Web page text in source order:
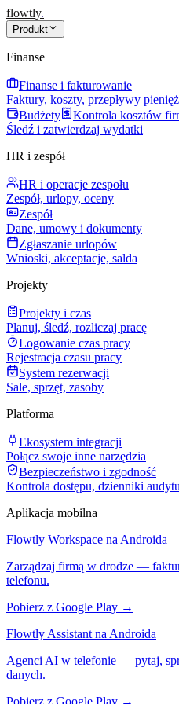
flowtly.
Produkt
Finanse
Finanse i fakturowanie
Faktury, koszty, przepływy
Budżety
Kontrola kosztów
Śledź i zatwierdzaj wydatki
HR i zespół
HR i operacje zespołu
Zespół, urlopy, oceny
Zespół
Dane, umowy i dokumenty
Zgłaszanie urlopów
Wnioski, akceptacje, salda
Projekty
Projekty i czas
Planuj, śledź, rozliczaj pracę
Logowanie czas pracy
Rejestracja czasu pracy
System rezerwacji
Sale, sprzęt, zasoby
Platforma
Ekosystem integracji
Połącz swoje inne narzędzia
Bezpieczeństwo i zgodność
Kontrola dostępu, dzienniki audytu
Aplikacja mobilna
Flowtly Workspace na Androida
Zarządzaj firmą w drodze —
telefonu.
Pobierz z Google Play →
Flowtly Assistant na Androida
Agenci AI w telefonie — pytaj,
danych.